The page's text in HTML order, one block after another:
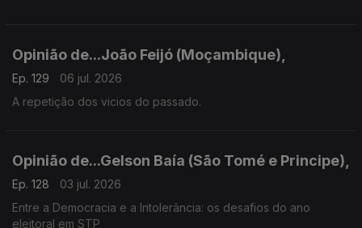
Opinião de...João Feijó (Moçambique),
Ep. 129
06 jul. 2026
A repetição dos vicios do passado.
Opinião de...Gelson Baía (São Tomé e Principe),
Ep. 128
03 jul. 2026
Entre a Democracia e a Intolerância: os desafios do ano
eleitoral em STP